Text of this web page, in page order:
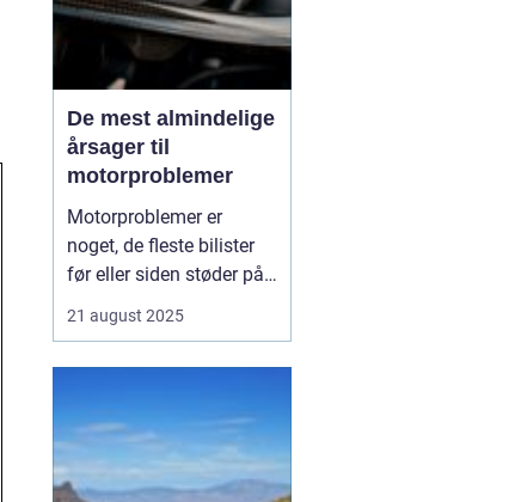
De mest almindelige
årsager til
motorproblemer
Motorproblemer er
noget, de fleste bilister
før eller siden støder på.
som små drillerier, andre
hjælp. Ofte skyldes
problemerne ikke en ...
21 august 2025